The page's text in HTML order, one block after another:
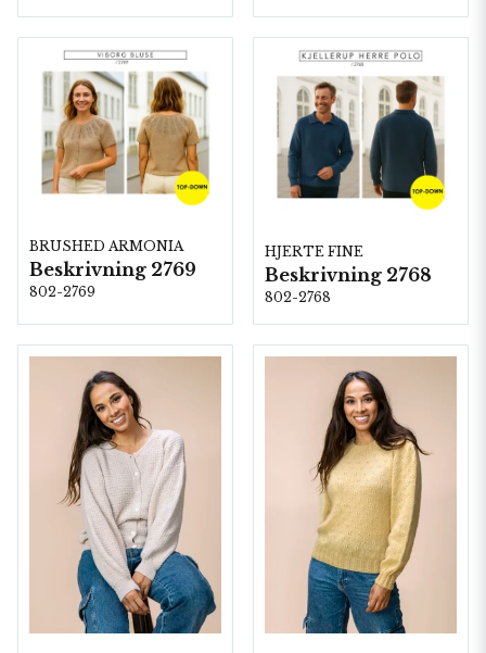
BRUSHED ARMONIA
Beskrivning 2769
802-2769
HJERTE FINE
Beskrivning 2768
802-2768